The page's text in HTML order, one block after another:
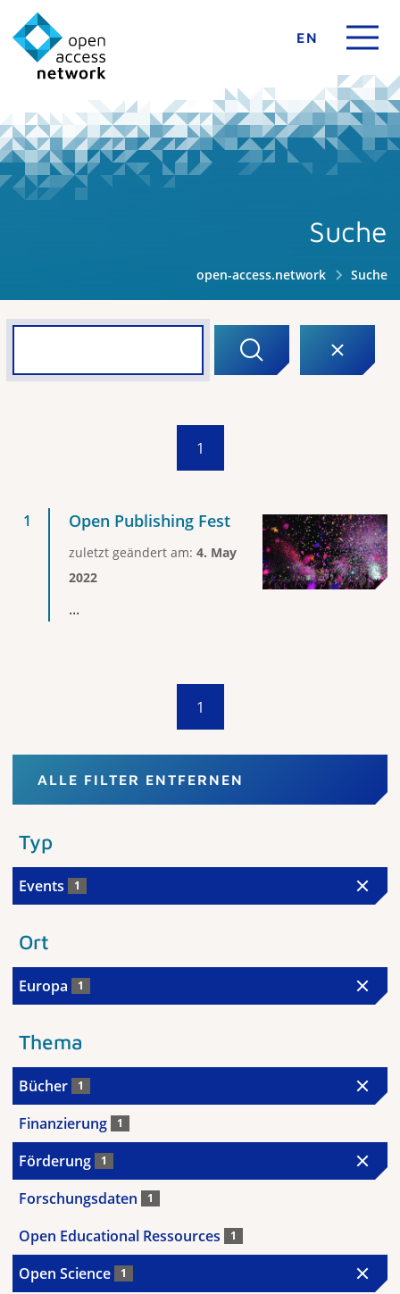
EN
Suche
open-access.network Suche
1
Open Publishing Fest
zuletzt geändert am: 4. May
2022
...
1
ALLE FILTER ENTFERNEN
Typ
Events 1
Ort
Europa 1
Thema
Bücher 1
Finanzierung 1
Förderung 1
Forschungsdaten 1
Open Educational Ressources 1
Open Science 1